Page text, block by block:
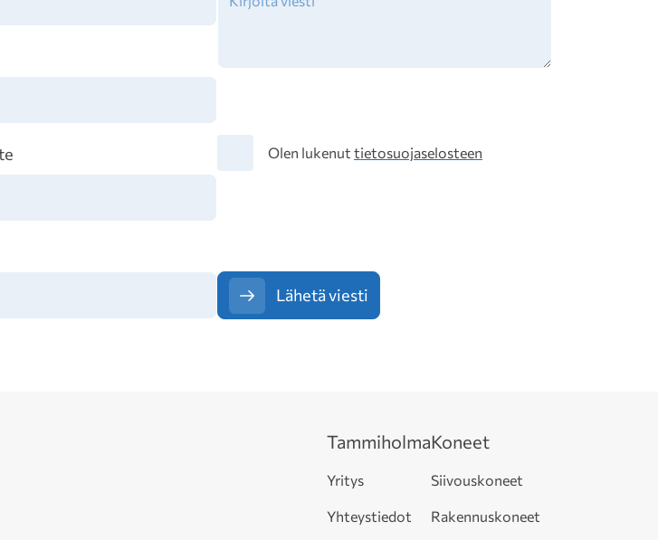
TietosuojaOlen lukenut tietosuojaselosteen
Lähetä viesti
Tammiholma
Yritys
Yhteystiedot
Koneet
Siivouskoneet
Rakennuskoneet